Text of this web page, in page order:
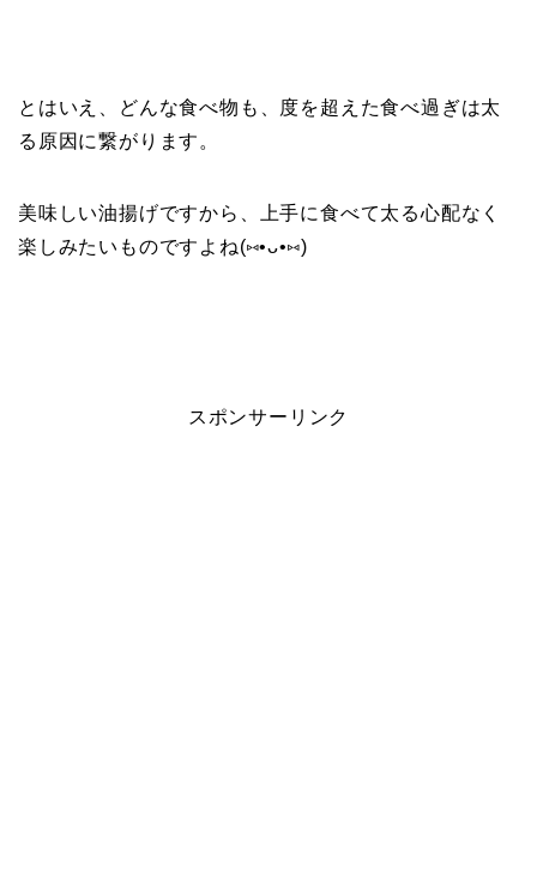
とはいえ、どんな食べ物も、度を超えた食べ過ぎは太
る原因に繋がります。
美味しい油揚げですから、上手に食べて太る心配なく
楽しみたいものですよね(⑅•ᴗ•⑅)
スポンサーリンク